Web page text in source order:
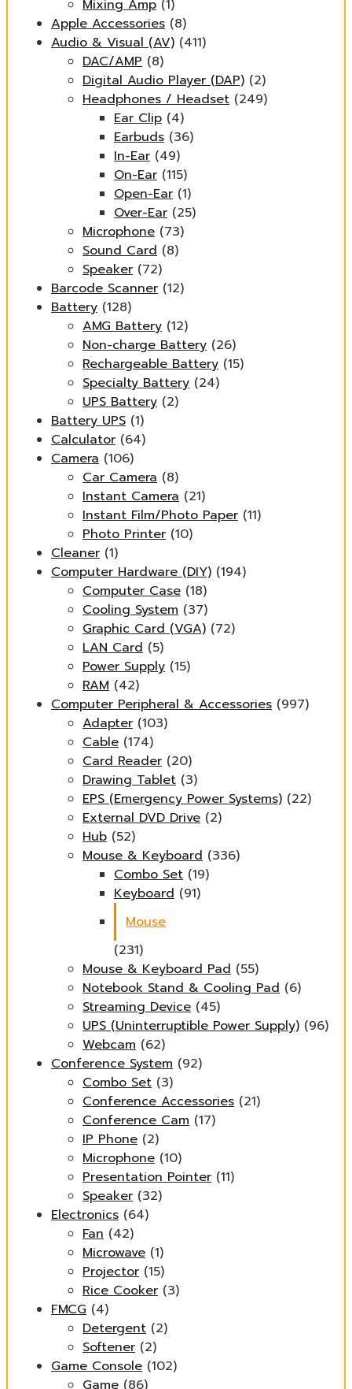
Mixing Amp (1)
Apple Accessories (8)
Audio & Visual (AV) (411)
DAC/AMP (8)
Digital Audio Player (DAP) (2)
Headphones / Headset (249)
Ear Clip (4)
Earbuds (36)
In-Ear (49)
On-Ear (115)
Open-Ear (1)
Over-Ear (25)
Microphone (73)
Sound Card (8)
Speaker (72)
Barcode Scanner (12)
Battery (128)
AMG Battery (12)
Non-charge Battery (26)
Rechargeable Battery (15)
Specialty Battery (24)
UPS Battery (2)
Battery UPS (1)
Calculator (64)
Camera (106)
Car Camera (8)
Instant Camera (21)
Instant Film/Photo Paper (11)
Photo Printer (10)
Cleaner (1)
Computer Hardware (DIY) (194)
Computer Case (18)
Cooling System (37)
Graphic Card (VGA) (72)
LAN Card (5)
Power Supply (15)
RAM (42)
Computer Peripheral & Accessories (997)
Adapter (103)
Cable (174)
Card Reader (20)
Drawing Tablet (3)
EPS (Emergency Power Systems) (22)
External DVD Drive (2)
Hub (52)
Mouse & Keyboard (336)
Combo Set (19)
Keyboard (91)
Mouse
(231)
Mouse & Keyboard Pad (55)
Notebook Stand & Cooling Pad (6)
Streaming Device (45)
UPS (Uninterruptible Power Supply) (96)
Webcam (62)
Conference System (92)
Combo Set (3)
Conference Accessories (21)
Conference Cam (17)
IP Phone (2)
Microphone (10)
Presentation Pointer (11)
Speaker (32)
Electronics (64)
Fan (42)
Microwave (1)
Projector (15)
Rice Cooker (3)
FMCG (4)
Detergent (2)
Softener (2)
Game Console (102)
Game (86)